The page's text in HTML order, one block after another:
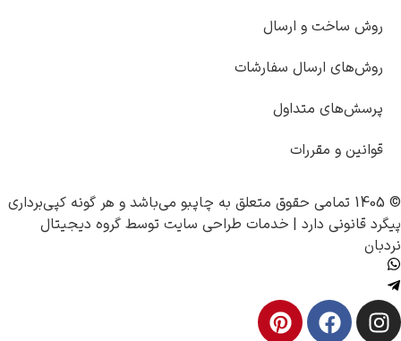
روش ساخت و ارسال
روش‌های ارسال سفارشات
پرسش‌های متداول
قوانین و مقررات
© 1405 تمامی حقوق متعلق به چاپبو می‌باشد و هر گونه کپی‌برداری
پیگرد قانونی دارد | خدمات طراحی سایت توسط گروه دیجیتال
نردبان